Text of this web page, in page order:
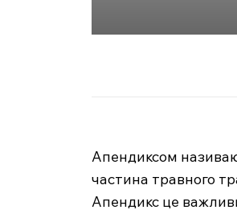
Апендиксом
частина травного
Апендикс це